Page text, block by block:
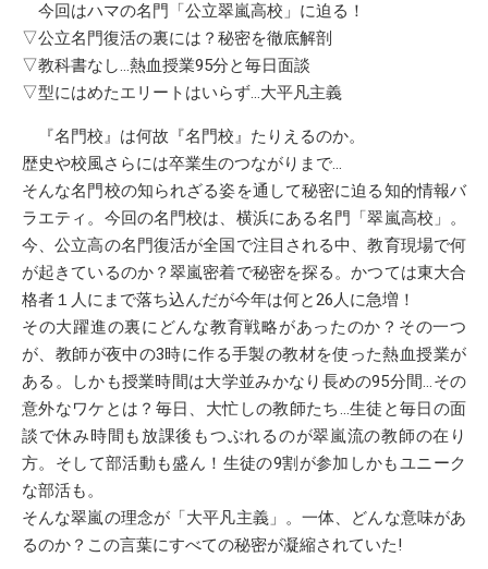
今回はハマの名門「公立翠嵐高校」に迫る！
▽公立名門復活の裏には？秘密を徹底解剖
▽教科書なし…熱血授業95分と毎日面談
▽型にはめたエリートはいらず…大平凡主義
『名門校』は何故『名門校』たりえるのか。
歴史や校風さらには卒業生のつながりまで…
そんな名門校の知られざる姿を通して秘密に迫る知的情報バ
ラエティ。今回の名門校は、横浜にある名門「翠嵐高校」。
今、公立高の名門復活が全国で注目される中、教育現場で何
が起きているのか？翠嵐密着で秘密を探る。かつては東大合
格者１人にまで落ち込んだが今年は何と26人に急増！
その大躍進の裏にどんな教育戦略があったのか？その一つ
が、教師が夜中の3時に作る手製の教材を使った熱血授業が
ある。しかも授業時間は大学並みかなり長めの95分間…その
意外なワケとは？毎日、大忙しの教師たち…生徒と毎日の面
談で休み時間も放課後もつぶれるのが翠嵐流の教師の在り
方。そして部活動も盛ん！生徒の9割が参加しかもユニーク
な部活も。
そんな翠嵐の理念が「大平凡主義」。一体、どんな意味があ
るのか？この言葉にすべての秘密が凝縮されていた!